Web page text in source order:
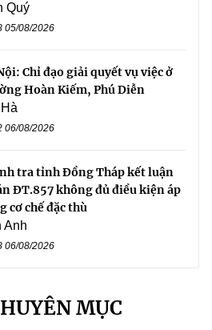
Quý
05/08/2026
Chỉ đạo giải quyết vụ việc ở
Hoàn Kiếm, Phú Diễn
06/08/2026
tra tỉnh Đồng Tháp kết luận
ĐT.857 không đủ điều kiện áp
cơ chế đặc thù
Anh
06/08/2026
MỤC